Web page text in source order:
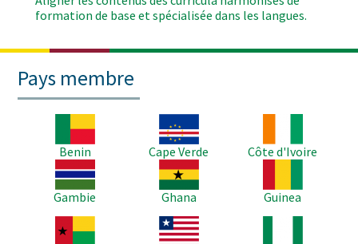
formation de base et spécialisée dans les langues.
Pays membre
Benin
Image
Cape Verde
Côte d'Ivoire
Image
Gambie
Image
Ghana
Guinea
Image
Image